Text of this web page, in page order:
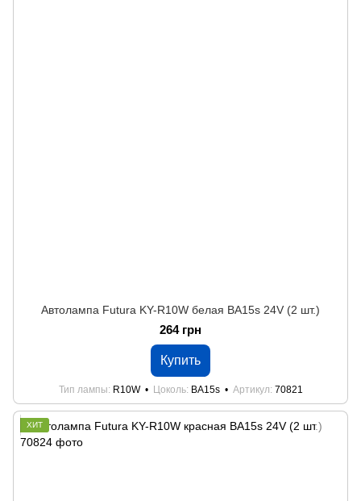
Автолампа Futura KY-R10W белая BA15s 24V (2 шт.)
264 грн
Купить
Тип лампы R10W Цоколь BA15s Артикул 70821
ХИТ